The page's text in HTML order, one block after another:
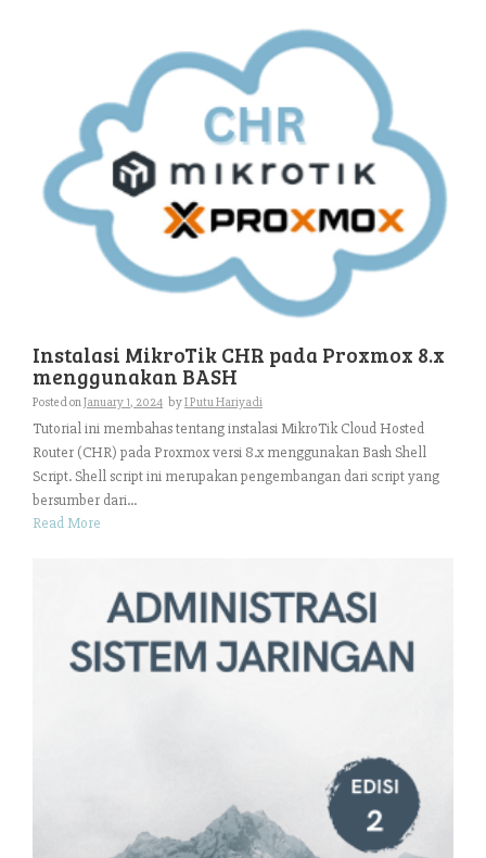
Instalasi MikroTik CHR pada Proxmox 8.x
menggunakan BASH
Posted onJanuary 1, 2024 byI Putu Hariyadi
Tutorial ini membahas tentang instalasi MikroTik Cloud Hosted
Router (CHR) pada Proxmox versi 8.x menggunakan Bash Shell
Script. Shell script ini merupakan pengembangan dari script yang
bersumber dari...
Read More